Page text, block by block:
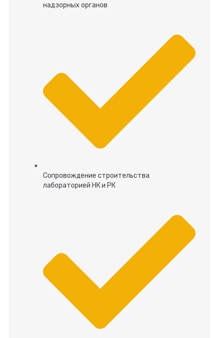
надзорных органов
Сопровождение строительства
лабораторией НК и РК